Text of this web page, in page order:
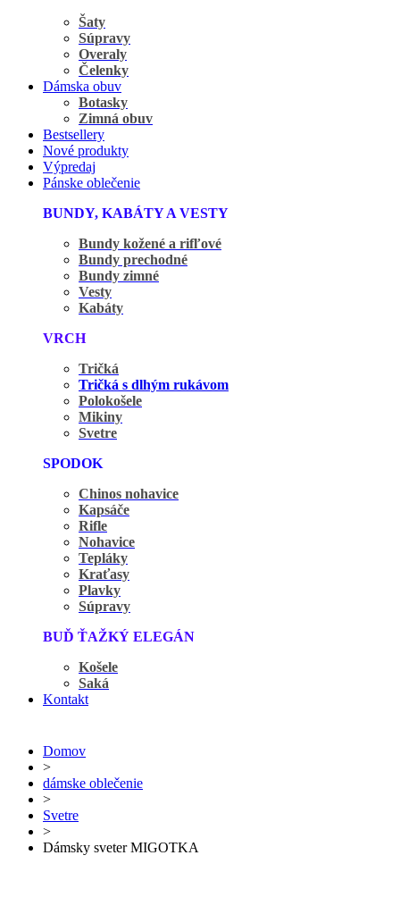
Šaty
Súpravy
Overaly
Čelenky
Dámska obuv
Botasky
Zimná obuv
Bestsellery
Nové produkty
Výpredaj
Pánske oblečenie
BUNDY, KABÁTY A VESTY
Bundy kožené a rifľové
Bundy prechodné
Bundy zimné
Vesty
Kabáty
VRCH
Tričká
Tričká s dlhým rukávom
Polokošele
Mikiny
Svetre
SPODOK
Chinos nohavice
Kapsáče
Rifle
Nohavice
Tepláky
Kraťasy
Plavky
Súpravy
BUĎ ŤAŽKÝ ELEGÁN
Košele
Saká
Kontakt
Domov
>
dámske oblečenie
>
Svetre
>
Dámsky sveter MIGOTKA